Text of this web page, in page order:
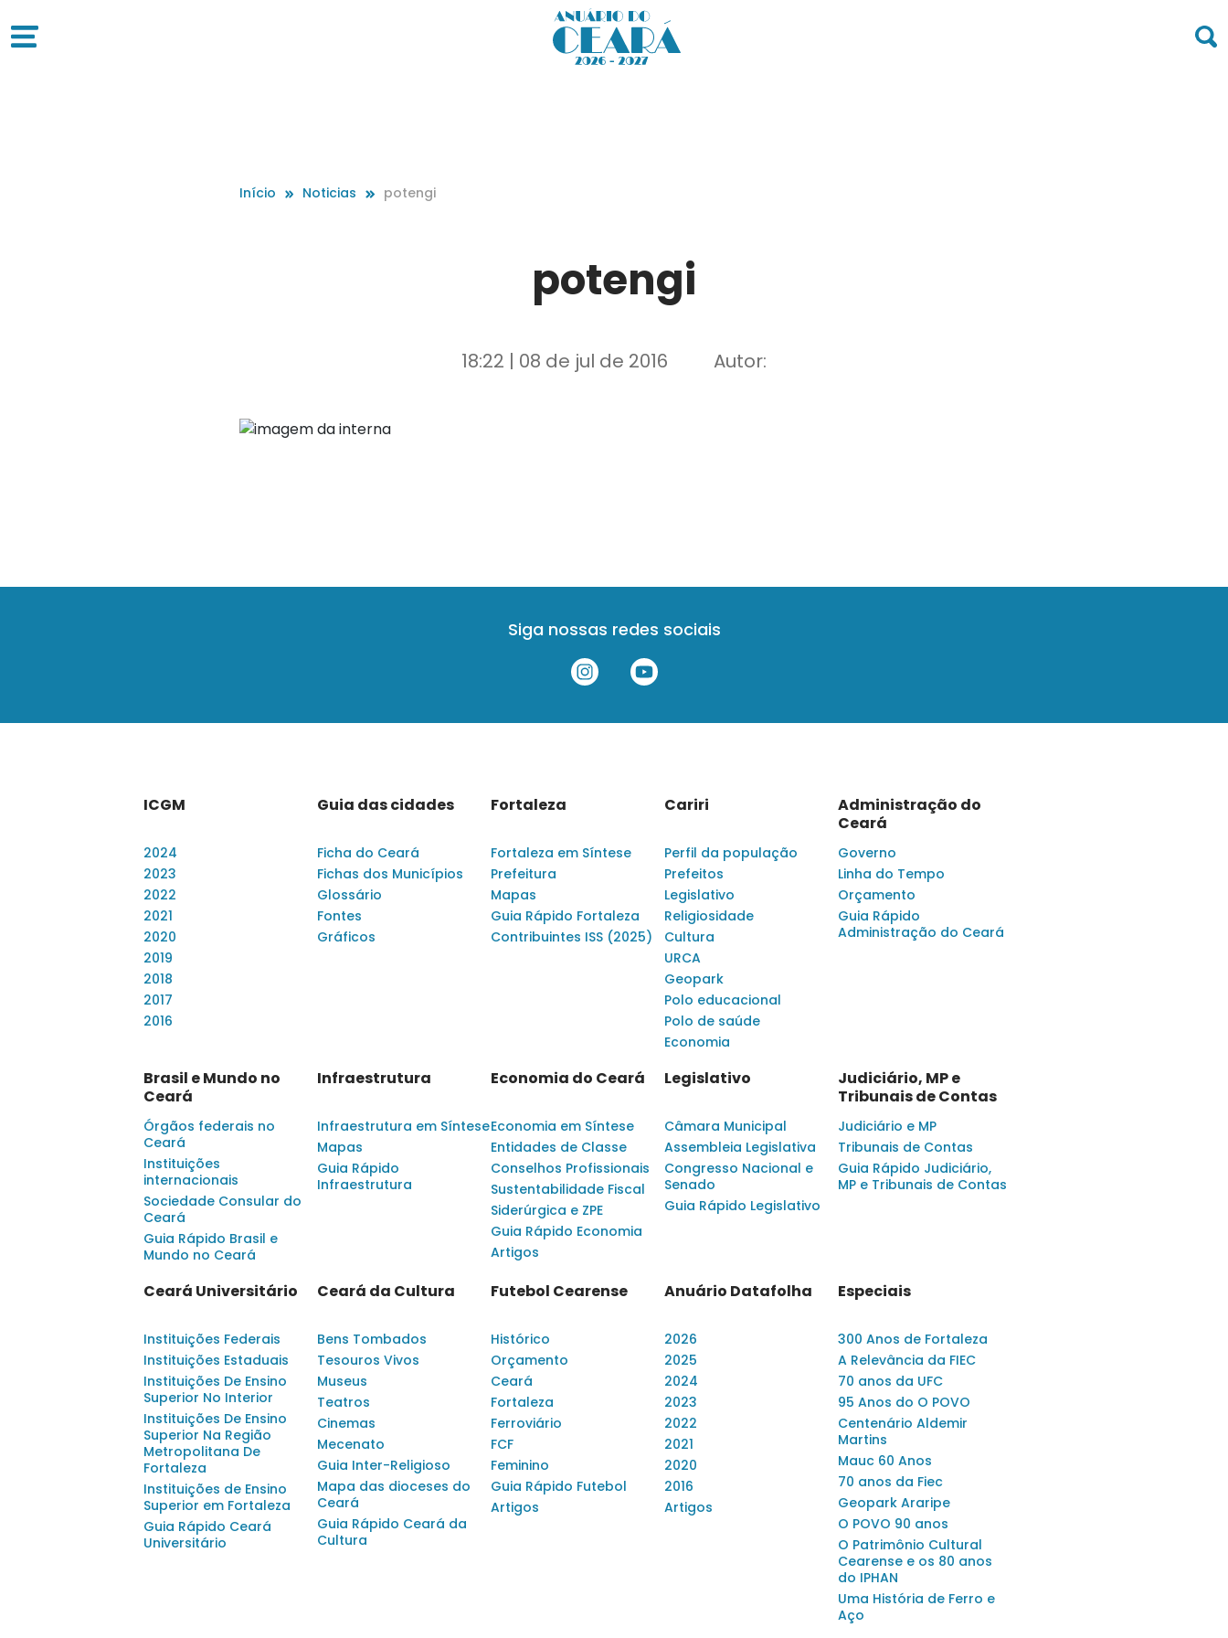
Início Noticias potengi
potengi
18:22 | 08 de jul de 2016 Autor:
Siga nossas redes sociais
ICGM
2024
2023
2022
2021
2020
2019
2018
2017
2016
Guia das cidades
Ficha do Ceará
Fichas dos Municípios
Glossário
Fontes
Gráficos
Fortaleza
Fortaleza em Síntese
Prefeitura
Mapas
Guia Rápido Fortaleza
Contribuintes ISS (2025)
Cariri
Perfil da população
Prefeitos
Legislativo
Religiosidade
Cultura
URCA
Geopark
Polo educacional
Polo de saúde
Economia
Administração do
Ceará
Governo
Linha do Tempo
Orçamento
Guia Rápido
Administração do Ceará
Brasil e Mundo no
Ceará
Órgãos federais no
Ceará
Instituições
internacionais
Sociedade Consular do
Ceará
Guia Rápido Brasil e
Mundo no Ceará
Infraestrutura
Infraestrutura em Síntese
Mapas
Guia Rápido
Infraestrutura
Economia do Ceará
Economia em Síntese
Entidades de Classe
Conselhos Profissionais
Sustentabilidade Fiscal
Siderúrgica e ZPE
Guia Rápido Economia
Artigos
Legislativo
Câmara Municipal
Assembleia Legislativa
Congresso Nacional e
Senado
Guia Rápido Legislativo
Judiciário, MP e
Tribunais de Contas
Judiciário e MP
Tribunais de Contas
Guia Rápido Judiciário,
MP e Tribunais de Contas
Ceará Universitário
Instituições Federais
Instituições Estaduais
Instituições De Ensino
Superior No Interior
Instituições De Ensino
Superior Na Região
Metropolitana De
Fortaleza
Instituições de Ensino
Superior em Fortaleza
Guia Rápido Ceará
Universitário
Ceará da Cultura
Bens Tombados
Tesouros Vivos
Museus
Teatros
Cinemas
Mecenato
Guia Inter-Religioso
Mapa das dioceses do
Ceará
Guia Rápido Ceará da
Cultura
Futebol Cearense
Histórico
Orçamento
Ceará
Fortaleza
Ferroviário
FCF
Feminino
Guia Rápido Futebol
Artigos
Anuário Datafolha
2026
2025
2024
2023
2022
2021
2020
2016
Artigos
Especiais
300 Anos de Fortaleza
A Relevância da FIEC
70 anos da UFC
95 Anos do O POVO
Centenário Aldemir
Martins
Mauc 60 Anos
70 anos da Fiec
Geopark Araripe
O POVO 90 anos
O Patrimônio Cultural
Cearense e os 80 anos
do IPHAN
Uma História de Ferro e
Aço